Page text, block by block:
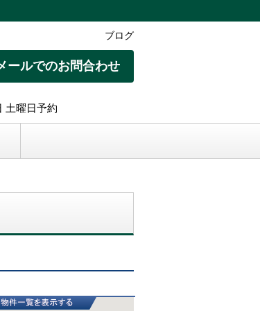
ブログ
ールでのお問合わせ
土曜日予約